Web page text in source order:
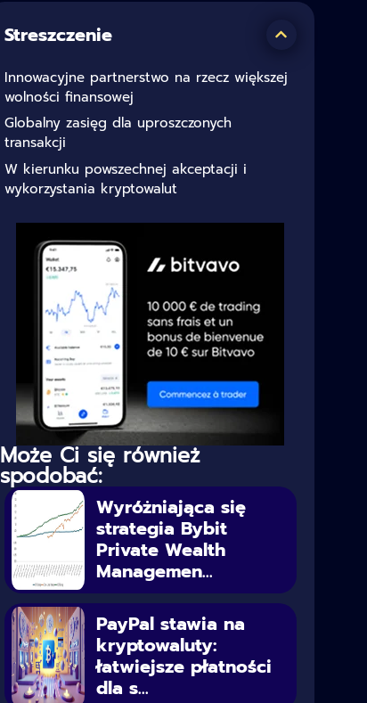
Streszczenie
Innowacyjne partnerstwo na rzecz większej
wolności finansowej
Globalny zasięg dla uproszczonych
transakcji
W kierunku powszechnej akceptacji i
wykorzystania kryptowalut
Może Ci się również
spodobać:
Wyróżniająca się
strategia Bybit
Private Wealth
Managemen...
PayPal stawia na
kryptowaluty:
łatwiejsze płatności
dla s...